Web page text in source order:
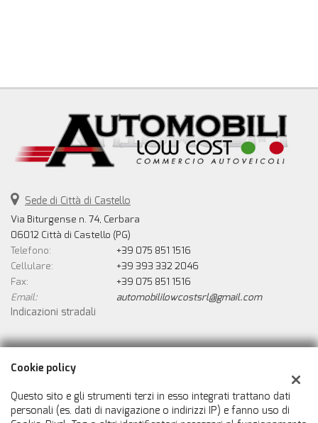
Sede di Città di Castello
Via Biturgense n. 74, Cerbara
06012 Città di Castello (PG)
Telefono:
+39 075 851 1516
Cellulare:
+39 393 332 2046
Fax:
+39 075 851 1516
Email:
automobililowcostsrl@gmail.com
Indicazioni stradali
Dati fiscali:
Automobili Low Cost Srls
Via Biturgense n. 74, Cerbara, Città di Castello (PG)
C.F/P.IVA:02546800414
Cookie policy
Questo sito e gli strumenti terzi in esso integrati trattano dati
personali (es. dati di navigazione o indirizzi IP) e fanno uso di